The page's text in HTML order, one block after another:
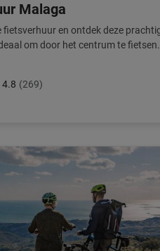
Malaga
fietsverhuur en ontdek deze
om door het centrum te fietsen.
4.8 (269)